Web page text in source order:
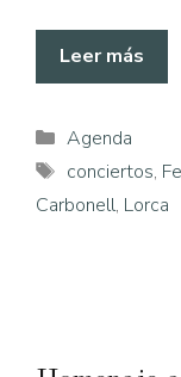
Leer más
Categorías
Agenda
Etiquetas
conciertos,
Carbonell, Lorca